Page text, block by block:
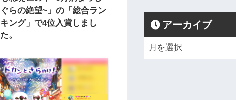
ぐらの絶望~」の「総合ラン
キング」で4位入賞しまし
た。
アーカイブ